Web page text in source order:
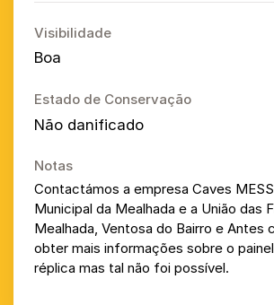
Visibilidade
Boa
Estado de Conservação
Não danificado
Notas
Contactámos a empresa Caves
Municipal da Mealhada e a União das
Mealhada, Ventosa do Bairro e Antes
obter mais informações sobre o
réplica mas tal não foi possível.